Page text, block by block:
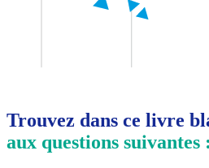
Trouvez dans ce livre
aux questions suivantes :